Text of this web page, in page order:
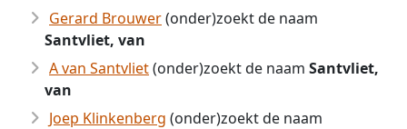
Gerard Brouwer(onder)zoekt de naam
Santvliet, van
A van Santvliet(onder)zoekt de naam Santvliet,
van
Joep Klinkenberg (onder)zoekt de naam